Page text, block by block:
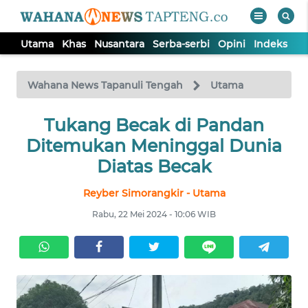
Utama Khas Nusantara Serba-serbi Opini Indeks
Wahana News Tapanuli Tengah Utama
Tukang Becak di Pandan
Ditemukan Meninggal Dunia
Diatas Becak
Reyber Simorangkir - Utama
Rabu, 22 Mei 2024 - 10:06 WIB
TV
Tutup
UTAMA
SERBA-
SERBI
OPINI